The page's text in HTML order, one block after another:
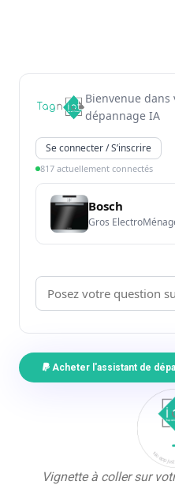
Bienvenue
dépannage IA
Se connecter / S’inscrire
817 actuellement connectés
Bosch
Gros
Acheter l'assistant de
Vignette à coller sur